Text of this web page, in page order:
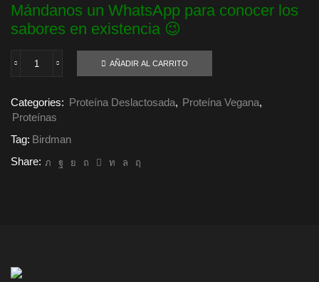
Mándanos un WhatsApp para conocer los
sabores en existencia 😉
Falcon
1.9Kgs
SOLO
SUC
NORTE,
CENTRO
AÑADIR AL CARRITO
Categories: Proteína Deslactosada, Proteína Vegana,
Proteínas
Tag: Birdman
Share: